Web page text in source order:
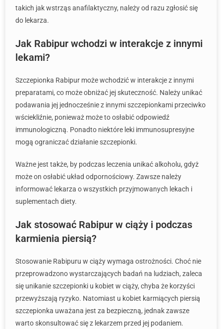
takich jak wstrząs anafilaktyczny, należy od razu zgłosić się
do lekarza.
Jak Rabipur wchodzi w interakcje z innymi
lekami?
Szczepionka Rabipur może wchodzić w interakcje z innymi
preparatami, co może obniżać jej skuteczność. Należy unikać
podawania jej jednocześnie z innymi szczepionkami przeciwko
wściekliźnie, ponieważ może to osłabić odpowiedź
immunologiczną. Ponadto niektóre leki immunosupresyjne
mogą ograniczać działanie szczepionki.
Ważne jest także, by podczas leczenia unikać alkoholu, gdyż
może on osłabić układ odpornościowy. Zawsze należy
informować lekarza o wszystkich przyjmowanych lekach i
suplementach diety.
Jak stosować Rabipur w ciąży i podczas
karmienia piersią?
Stosowanie Rabipuru w ciąży wymaga ostrożności. Choć nie
przeprowadzono wystarczających badań na ludziach, zaleca
się unikanie szczepionki u kobiet w ciąży, chyba że korzyści
przewyższają ryzyko. Natomiast u kobiet karmiących piersią
szczepionka uważana jest za bezpieczną, jednak zawsze
warto skonsultować się z lekarzem przed jej podaniem.